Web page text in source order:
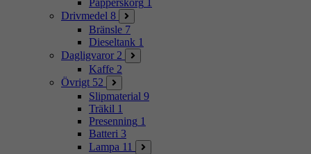
Papperskorg 1
Drivmedel 8
Bränsle 7
Dieseltank 1
Dagligvaror 2
Kaffe 2
Övrigt 52
Slipmaterial 9
Träkil 1
Presenning 1
Batteri 3
Lampa 11